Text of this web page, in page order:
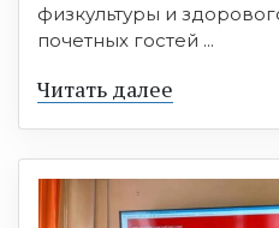
физкультуры и
почетных гостей ...
Читать далее